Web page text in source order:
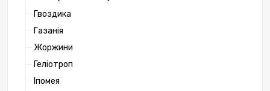
Гвоздика
Газанія
Жоржини
Геліотроп
Іпомея